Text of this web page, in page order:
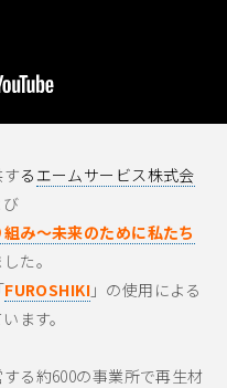
る エームサービス株式会
み～未来のために私たち
た。
FUROSHIKI」の使用による
ます。
る約600の事業所で再生材